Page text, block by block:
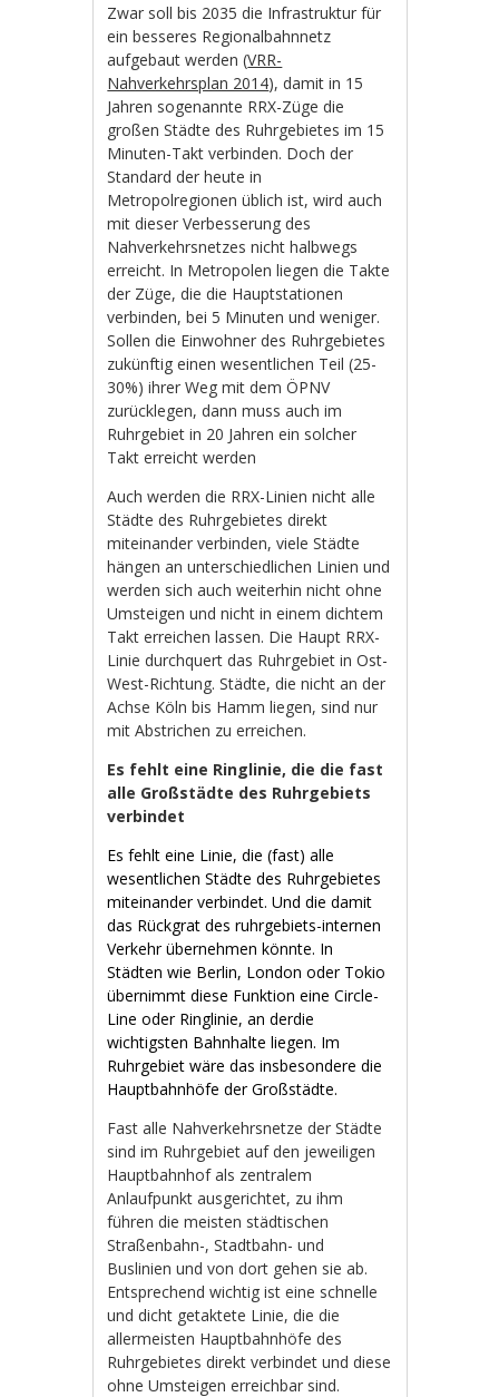
Zwar soll bis 2035 die Infrastruktur für
ein besseres Regionalbahnnetz
aufgebaut werden (VRR-
Nahverkehrsplan 2014), damit in 15
Jahren sogenannte RRX-Züge die
großen Städte des Ruhrgebietes im 15
Minuten-Takt verbinden. Doch der
Standard der heute in
Metropolregionen üblich ist, wird auch
mit dieser Verbesserung des
Nahverkehrsnetzes nicht halbwegs
erreicht. In Metropolen liegen die Takte
der Züge, die die Hauptstationen
verbinden, bei 5 Minuten und weniger.
Sollen die Einwohner des Ruhrgebietes
zukünftig einen wesentlichen Teil (25-
30%) ihrer Weg mit dem ÖPNV
zurücklegen, dann muss auch im
Ruhrgebiet in 20 Jahren ein solcher
Takt erreicht werden
Auch werden die RRX-Linien nicht alle
Städte des Ruhrgebietes direkt
miteinander verbinden, viele Städte
hängen an unterschiedlichen Linien und
werden sich auch weiterhin nicht ohne
Umsteigen und nicht in einem dichtem
Takt erreichen lassen. Die Haupt RRX-
Linie durchquert das Ruhrgebiet in Ost-
West-Richtung. Städte, die nicht an der
Achse Köln bis Hamm liegen, sind nur
mit Abstrichen zu erreichen.
Es fehlt eine Ringlinie, die die fast
alle Großstädte des Ruhrgebiets
verbindet
Es fehlt eine Linie, die (fast) alle
wesentlichen Städte des Ruhrgebietes
miteinander verbindet. Und die damit
das Rückgrat des ruhrgebiets-internen
Verkehr übernehmen könnte. In
Städten wie Berlin, London oder Tokio
übernimmt diese Funktion eine Circle-
Line oder Ringlinie, an derdie
wichtigsten Bahnhalte liegen. Im
Ruhrgebiet wäre das insbesondere die
Hauptbahnhöfe der Großstädte.
Fast alle Nahverkehrsnetze der Städte
sind im Ruhrgebiet auf den jeweiligen
Hauptbahnhof als zentralem
Anlaufpunkt ausgerichtet, zu ihm
führen die meisten städtischen
Straßenbahn-, Stadtbahn- und
Buslinien und von dort gehen sie ab.
Entsprechend wichtig ist eine schnelle
und dicht getaktete Linie, die die
allermeisten Hauptbahnhöfe des
Ruhrgebietes direkt verbindet und diese
ohne Umsteigen erreichbar sind.